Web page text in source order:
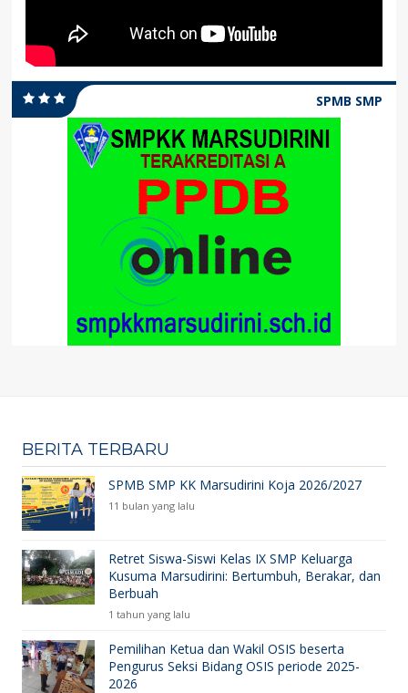
SPMB SMP
BERITA TERBARU
SPMB SMP KK Marsudirini Koja 2026/2027
11 bulan yang lalu
Retret Siswa-Siswi Kelas IX SMP Keluarga
Kusuma Marsudirini: Bertumbuh, Berakar, dan
Berbuah
1 tahun yang lalu
Pemilihan Ketua dan Wakil OSIS beserta
Pengurus Seksi Bidang OSIS periode 2025-
2026